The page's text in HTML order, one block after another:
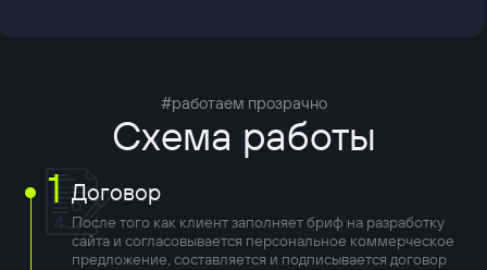
#работаем прозрачно
Схема работы
1 Договор
После того как клиент заполняет бриф на разработку
сайта и согласовывается персональное коммерческое
предложение, составляется и подписывается договор